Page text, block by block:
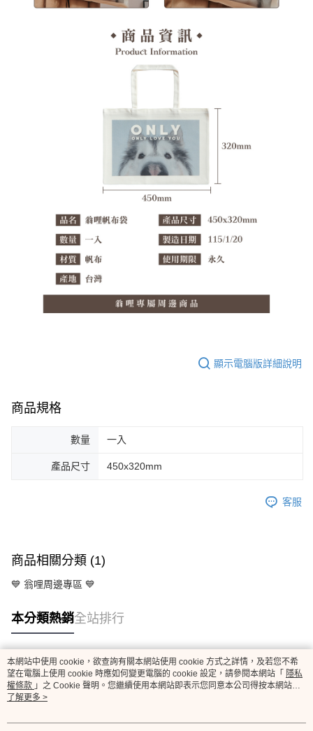
顯示電腦版詳細說明
商品規格
數量 一入
產品尺寸 450x320mm
客服
商品相關分類 (1)
💙 翁哩周邊專區 💙
本分類熱銷全站排行
熱門標籤
本網站中使用 cookie，欲查詢有關本網站使用 cookie 方式之詳情，及若您不希
望在電腦上使用 cookie 時應如何變更電腦的 cookie 設定，請參閱本網站「 隱私
權條款 」之 Cookie 聲明。您繼續使用本網站即表示您同意本公司得按本網站使
用條款之 Cookie 聲明使用 cookie。
了解更多 >